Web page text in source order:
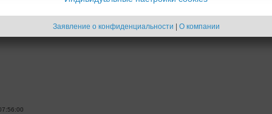
Заявление о конфиденциальности | О компании